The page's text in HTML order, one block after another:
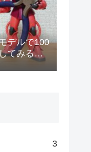
デルで100
てみる
がって!】
3